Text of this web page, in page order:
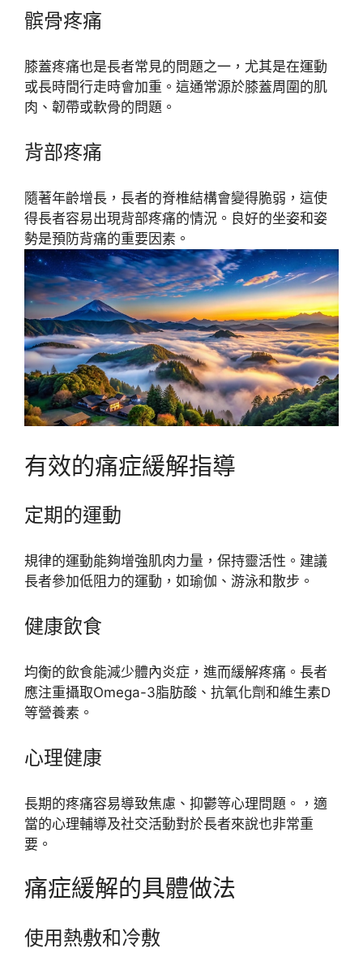
髌骨疼痛
膝蓋疼痛也是長者常見的問題之一，尤其是在運動
或長時間行走時會加重。這通常源於膝蓋周圍的肌
肉、韌帶或軟骨的問題。
背部疼痛
隨著年齡增長，長者的脊椎結構會變得脆弱，這使
得長者容易出現背部疼痛的情況。良好的坐姿和姿
勢是預防背痛的重要因素。
有效的痛症緩解指導
定期的運動
規律的運動能夠增強肌肉力量，保持靈活性。建議
長者參加低阻力的運動，如瑜伽、游泳和散步。
健康飲食
均衡的飲食能減少體內炎症，進而緩解疼痛。長者
應注重攝取Omega-3脂肪酸、抗氧化劑和維生素D
等營養素。
心理健康
長期的疼痛容易導致焦慮、抑鬱等心理問題。，適
當的心理輔導及社交活動對於長者來說也非常重
要。
痛症緩解的具體做法
使用熱敷和冷敷